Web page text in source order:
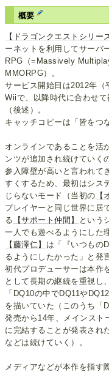
概要
【ドラゴンクエストシリー
ーネットを利用してサーバ
RPG（=Massively
MMORPG）。
サービス開始日は2012年（
Wiiで、以降時代に合わせ
（後述）。
キャッチコピーは「皆をつ
オンラインであることを活
ンツが追加され続けていく
参入障壁が高いと言われて
すくするため、最初はシス
じらないモード（当初の 【
プレイヤーと同じ世界に居
る
【サポート仲間】
という
一人でも遊べるようにした
【藤澤仁】 は「『いつもの
るようにしたかった」と発
初代プロデューサーは本作
として長期の継続を重視し
「DQ10の中でDQ11や
を描いていた（このうち「
発売から14年、メインスト
に完結することが発表され
などは続けていく）。
メディアなどが本作を指す